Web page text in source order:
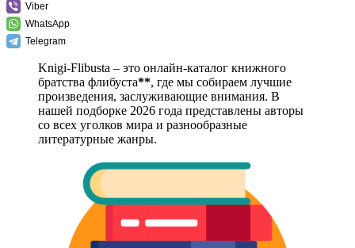
Viber
WhatsApp
Telegram
Knigi-Flibusta – это онлайн-каталог книжного
братства флибуста**, где мы собираем лучшие
произведения, заслуживающие внимания. В
нашей подборке 2026 года представлены авторы
со всех уголков мира и разнообразные
литературные жанры.